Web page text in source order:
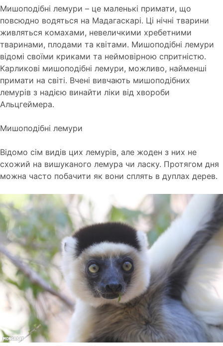
Мишоподібні лемури – це маленькі примати, що
повсюдно водяться на Мадагаскарі. Ці нічні тварини
живляться комахами, невеличкими хребетними
тваринами, плодами та квітами. Мишоподібні лемури
відомі своїми криками та неймовірною спритністю.
Карликові мишоподібні лемури, можливо, найменші
примати на світі. Вчені вивчають мишоподібних
лемурів з надією винайти ліки від хвороби
Альцгеймера.
Мишоподібні лемури
Відомо сім видів цих лемурів, але жоден з них не
схожий на вишуканого лемура чи ласку. Протягом дня
можна часто побачити як вони сплять в дуплах дерев.